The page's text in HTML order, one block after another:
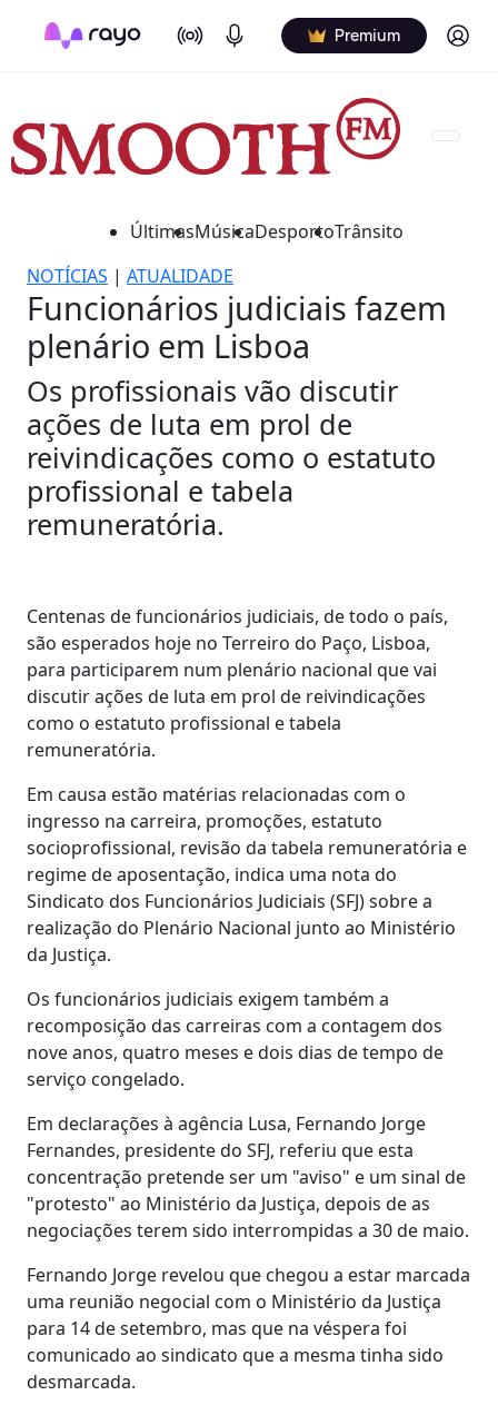
On Air Podcasts Premium Log in
ÚltimasMúsicaDesportoTrânsito
NOTÍCIAS | ATUALIDADE
Funcionários judiciais fazem
plenário em Lisboa
Os profissionais vão discutir
ações de luta em prol de
reivindicações como o estatuto
profissional e tabela
remuneratória.
Centenas de funcionários judiciais, de todo o país,
são esperados hoje no Terreiro do Paço, Lisboa,
para participarem num plenário nacional que vai
discutir ações de luta em prol de reivindicações
como o estatuto profissional e tabela
remuneratória.
Em causa estão matérias relacionadas com o
ingresso na carreira, promoções, estatuto
socioprofissional, revisão da tabela remuneratória e
regime de aposentação, indica uma nota do
Sindicato dos Funcionários Judiciais (SFJ) sobre a
realização do Plenário Nacional junto ao Ministério
da Justiça.
Os funcionários judiciais exigem também a
recomposição das carreiras com a contagem dos
nove anos, quatro meses e dois dias de tempo de
serviço congelado.
Em declarações à agência Lusa, Fernando Jorge
Fernandes, presidente do SFJ, referiu que esta
concentração pretende ser um "aviso" e um sinal de
"protesto" ao Ministério da Justiça, depois de as
negociações terem sido interrompidas a 30 de maio.
Fernando Jorge revelou que chegou a estar marcada
uma reunião negocial com o Ministério da Justiça
para 14 de setembro, mas que na véspera foi
comunicado ao sindicato que a mesma tinha sido
desmarcada.